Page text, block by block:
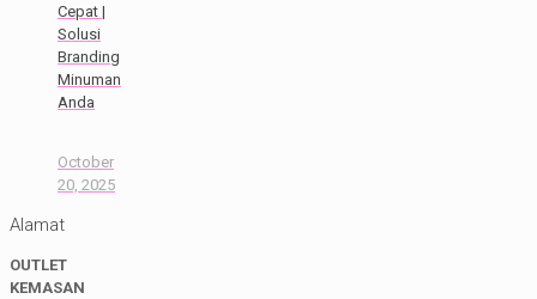
Cepat |
Solusi
Branding
Minuman
Anda
October
20, 2025
Alamat
OUTLET
KEMASAN